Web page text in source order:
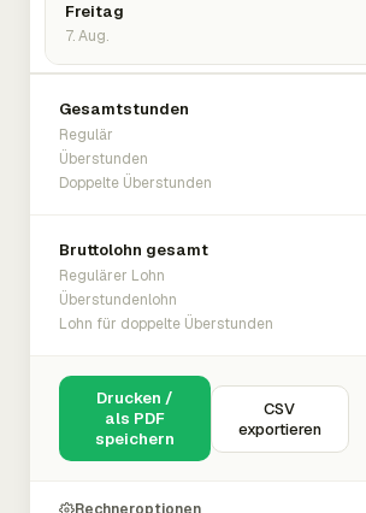
Freitag
7. Aug.
Gesamtstunden
Regulär
Überstunden
Doppelte Überstunden
Bruttolohn gesamt
Regulärer Lohn
Überstundenlohn
Lohn für doppelte Überstunden
Drucken /
als PDF
speichern
CSV
exportieren